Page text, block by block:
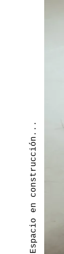
Espacio en construcción...